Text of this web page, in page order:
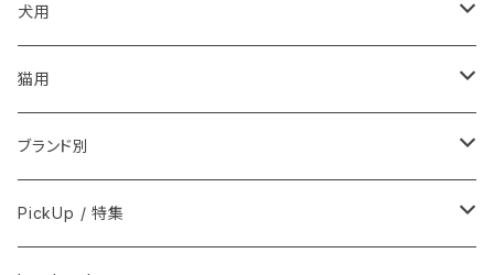
こころ・脳
犬用
フードおやつ
用品
猫用
フードおやつ
用品
ブランド別
Anima Strath
PickUp / 特集